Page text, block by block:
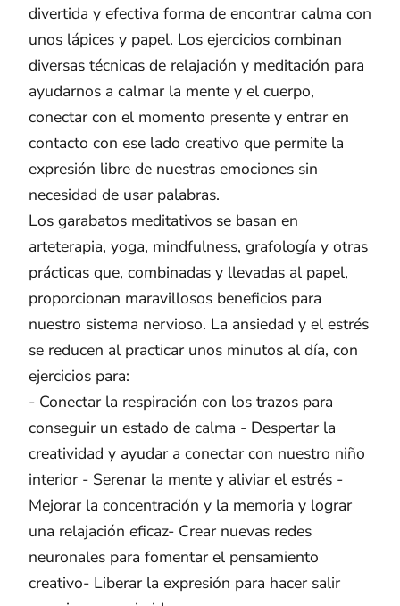
divertida y efectiva forma de encontrar calma con
unos lápices y papel. Los ejercicios combinan
diversas técnicas de relajación y meditación para
ayudarnos a calmar la mente y el cuerpo,
conectar con el momento presente y entrar en
contacto con ese lado creativo que permite la
expresión libre de nuestras emociones sin
necesidad de usar palabras.
Los garabatos meditativos se basan en
arteterapia, yoga, mindfulness, grafología y otras
prácticas que, combinadas y llevadas al papel,
proporcionan maravillosos beneficios para
nuestro sistema nervioso. La ansiedad y el estrés
se reducen al practicar unos minutos al día, con
ejercicios para:
- Conectar la respiración con los trazos para
conseguir un estado de calma - Despertar la
creatividad y ayudar a conectar con nuestro niño
interior - Serenar la mente y aliviar el estrés -
Mejorar la concentración y la memoria y lograr
una relajación eficaz- Crear nuevas redes
neuronales para fomentar el pensamiento
creativo- Liberar la expresión para hacer salir